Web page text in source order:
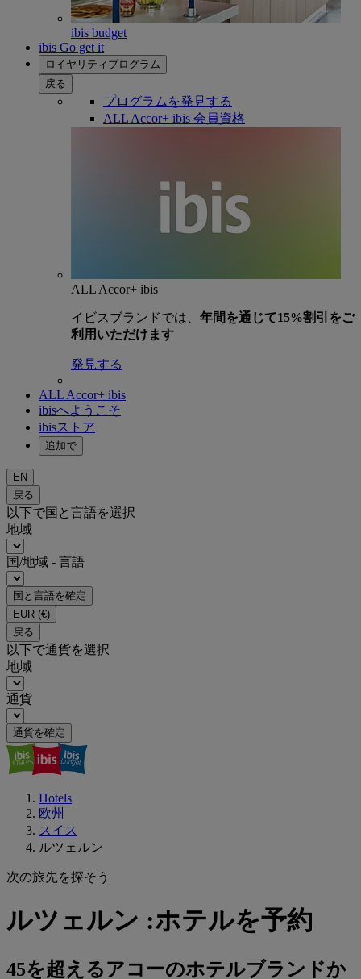
ibis budget
ibis Go get it
ロイヤリティプログラム
戻る
プログラムを発見する
ALL Accor+ ibis 会員資格
ALL Accor+ ibis
イビスブランドでは、 年間を通じて15%割引をご
利用いただけます
発見する
ALL Accor+ ibis
ibisへようこそ
ibisストア
追加で
EN
戻る
以下で国と言語を選択
地域
国/地域 - 言語
国と言語を確定
EUR (€)
戻る
以下で通貨を選択
地域
通貨
通貨を確定
Hotels
欧州
スイス
ルツェルン
次の旅先を探そう
ルツェルン :ホテルを予約
45を超えるアコーのホテルブランドか